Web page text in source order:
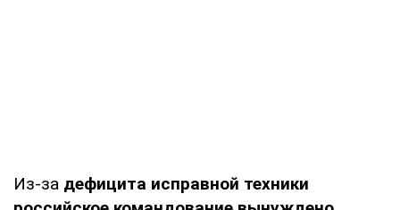
Из-за дефицита исправной техники